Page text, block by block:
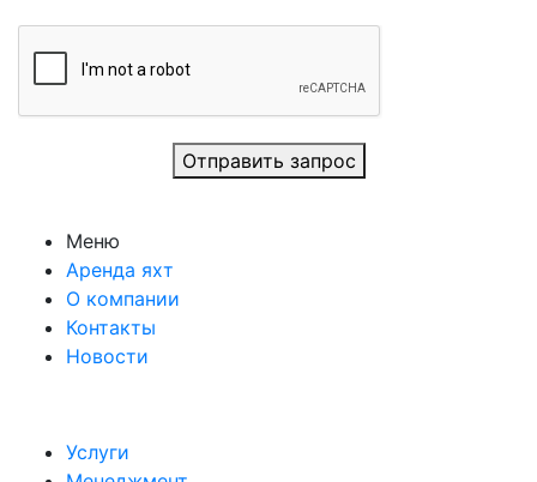
Отправить запрос
Меню
Аренда яхт
О компании
Контакты
Новости
Услуги